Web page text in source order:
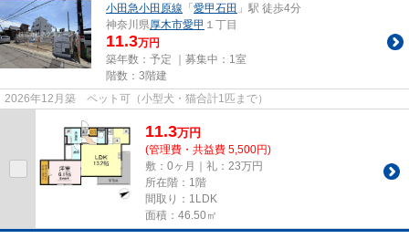
小田急小田原線 「愛甲石田 」駅 徒歩4分
神奈川県厚木市愛甲 １丁目
11.3万円
築年数：予定 ｜募集中： 1室
階数：3階建
2026年12月築 ペット可（小型犬・猫合計1匹まで）
11.3万円
(管理費・共益費 5,500円)
敷：0ヶ月｜礼：23万円
所在階：1階
間取り：1LDK
面積：46.50㎡